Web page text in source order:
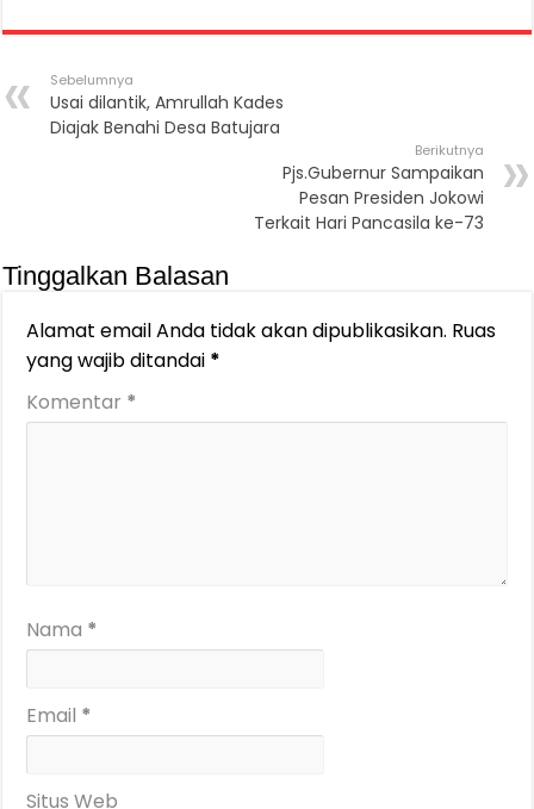
Sebelumnya
Usai dilantik, Amrullah Kades
Diajak Benahi Desa Batujara
Berikutnya
Pjs.Gubernur Sampaikan
Pesan Presiden Jokowi
Terkait Hari Pancasila ke-73
Tinggalkan Balasan
Alamat email Anda tidak akan dipublikasikan. Ruas
yang wajib ditandai *
Komentar *
Nama *
Email *
Situs Web